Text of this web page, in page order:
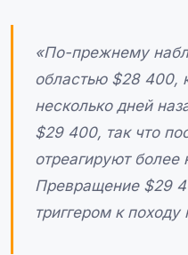
«По-прежнему
областью $28 400,
несколько дней
$29 400, так что
отреагируют более
Превращение $29
триггером к